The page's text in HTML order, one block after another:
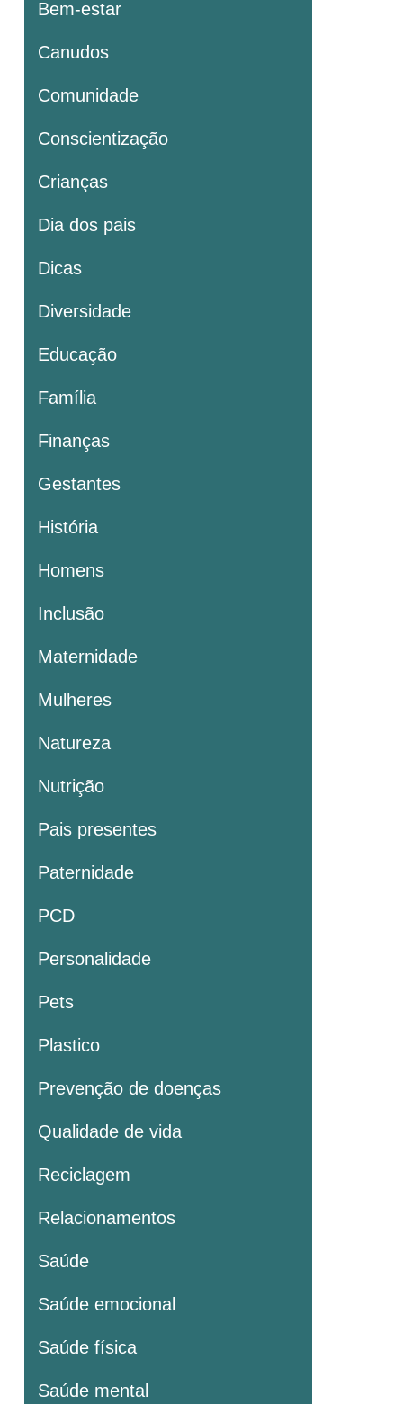
Bem-estar
Canudos
Comunidade
Conscientização
Crianças
Dia dos pais
Dicas
Diversidade
Educação
Família
Finanças
Gestantes
História
Homens
Inclusão
Maternidade
Mulheres
Natureza
Nutrição
Pais presentes
Paternidade
PCD
Personalidade
Pets
Plastico
Prevenção de doenças
Qualidade de vida
Reciclagem
Relacionamentos
Saúde
Saúde emocional
Saúde física
Saúde mental